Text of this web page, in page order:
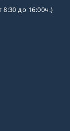
до 16:00ч.)